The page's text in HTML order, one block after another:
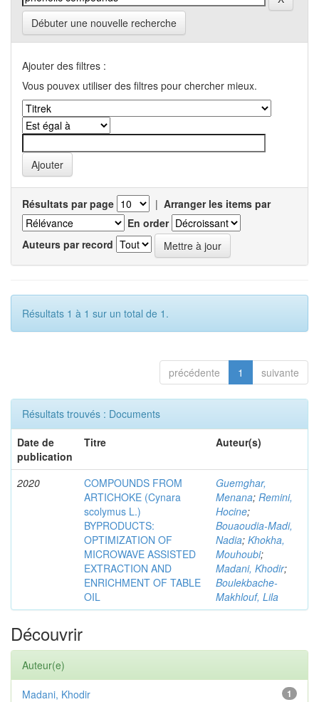
Débuter une nouvelle recherche
Ajouter des filtres :
Vous pouvex utiliser des filtres pour chercher mieux.
Résultats par page | Arranger les items par
En order
Auteurs par record
Résultats 1 à 1 sur un total de 1.
précédente 1 suivante
Résultats trouvés : Documents
Date de
publication
Titre Auteur(s)
2020
COMPOUNDS FROM
ARTICHOKE (Cynara
scolymus L.)
BYPRODUCTS:
OPTIMIZATION OF
MICROWAVE ASSISTED
EXTRACTION AND
ENRICHMENT OF TABLE
OIL
Guemghar,
Menana; Remini,
Hocine;
Bouaoudia-Madi,
Nadia; Khokha,
Mouhoubi;
Madani, Khodir;
Boulekbache-
Makhlouf, Lila
Découvrir
Auteur(e)
1
Madani, Khodir